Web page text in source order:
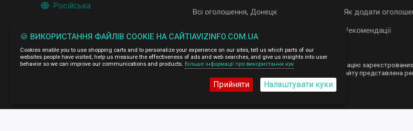
Російська
Всі оголошення, Донецк Як додати
Рекомендації
Адміністрація сайту AvizInfo.com.ua не несе відповідальність за зміст розміщених оголошень.
Ми цінуємо конфіденційність наших користувачів. Ми не передаємо і не продаємо особисту інформацію
правила конфіденційності сайтів на які посилається AvizInfo.com.ua. На деяких сторінках нашого сайту
.
🍪 ВИКОРИСТАННЯ ФАЙЛІВ COOKIE НА САЙТІAVIZINFO.COM.UA
Cookies enable you to use shopping carts and to personalize your experience on our sites, tell us which parts of our
websites people have visited, help us measure the effectiveness of ads and web searches, and give us insights into user
behavior so we can improve our communications and products. Більше інформації про використання кук
Прийняти Налаштувати куки